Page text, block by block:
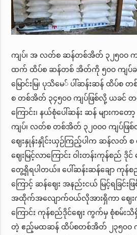
ကျပ်၊ အ လတ်စ ဆန်တစ်အိတ် ၃၂၅၀ဝ
ထက် ထိပ်စ ဆန်တစ် အိတ်ကို ၅၀ဝ ကျပ်ခန့်
မြောင်းမြ၊ ပုသိမေ် ပါ်ဆန်းဆန် ထိပ်စ
စ တစ်အိတ် ၃၄၅၀ဝ ကျပ်ဖြစ်လို့ ယခင် တ
ကြောင်း၊ နယ်စုံပေါ်ဆန်း ဆန် များက
ကျပ်၊ လတ်စ တစ်အိတ် ၃၂၀ဝ၀ ကျပ်ဖ
ဈေးနှုန်းနှိုင်းယှဉ်ကြည့်ပါက ဆန်လတ် စ
ဈေးမြင့်လာကြောင်း ဝါးတန်းကုန်စည် ဒိုင်
တွေ့ရှိရပါတယ်။ ပေါ်ဆန်းဆန်ချော ကုန်စ
ကြောင့် ဆန်ဈေး အနည်းငယ် မြင့်ရခြင်းဖြစ်
အထိုက်အလျောက်ဝယ်လိုအားရှိကာ ဈေး
ကြောင်း ကုန်စည်ဒိုင်ဈေး ကွက်မှ စုံစမ်းသိ
တဲ့ ဧည့်မထဆန် ထိပ်စတစ်အိတ် ၂၃၅၀ဝ